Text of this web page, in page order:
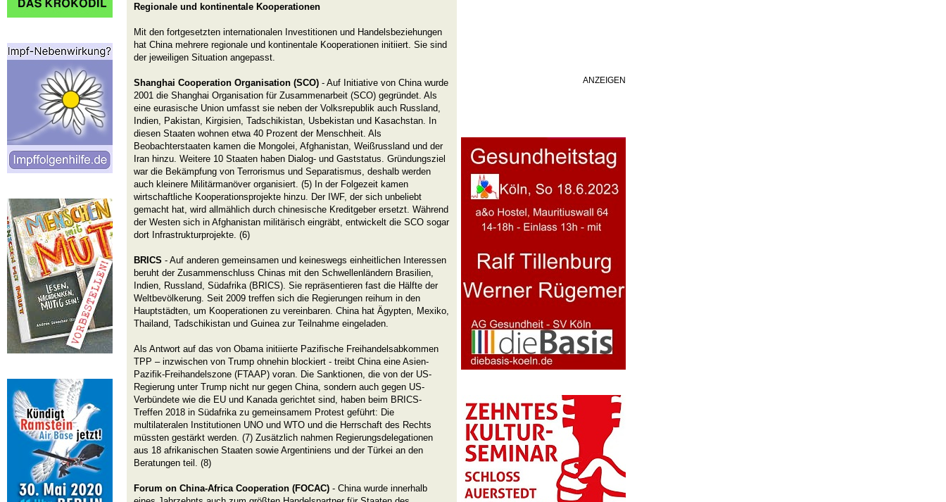
Regionale und kontinentale Kooperationen
Mit den fortgesetzten internationalen Investitionen und Handelsbeziehungen
hat China mehrere regionale und kontinentale Kooperationen initiiert. Sie sind
der jeweiligen Situation angepasst.
Shanghai Cooperation Organisation (SCO) - Auf Initiative von China wurde
2001 die Shanghai Organisation für Zusammenarbeit (SCO) gegründet. Als
eine eurasische Union umfasst sie neben der Volksrepublik auch Russland,
Indien, Pakistan, Kirgisien, Tadschikistan, Usbekistan und Kasachstan. In
diesen Staaten wohnen etwa 40 Prozent der Menschheit. Als
Beobachterstaaten kamen die Mongolei, Afghanistan, Weißrussland und der
Iran hinzu. Weitere 10 Staaten haben Dialog- und Gaststatus. Gründungsziel
war die Bekämpfung von Terrorismus und Separatismus, deshalb werden
auch kleinere Militärmanöver organisiert. (5) In der Folgezeit kamen
wirtschaftliche Kooperationsprojekte hinzu. Der IWF, der sich unbeliebt
gemacht hat, wird allmählich durch chinesische Kreditgeber ersetzt. Während
der Westen sich in Afghanistan militärisch eingräbt, entwickelt die SCO sogar
dort Infrastrukturprojekte. (6)
BRICS - Auf anderen gemeinsamen und keineswegs einheitlichen Interessen
beruht der Zusammenschluss Chinas mit den Schwellenländern Brasilien,
Indien, Russland, Südafrika (BRICS). Sie repräsentieren fast die Hälfte der
Weltbevölkerung. Seit 2009 treffen sich die Regierungen reihum in den
Hauptstädten, um Kooperationen zu vereinbaren. China hat Ägypten, Mexiko,
Thailand, Tadschikistan und Guinea zur Teilnahme eingeladen.
Als Antwort auf das von Obama initiierte Pazifische Freihandelsabkommen
TPP – inzwischen von Trump ohnehin blockiert - treibt China eine Asien-
Pazifik-Freihandelszone (FTAAP) voran. Die Sanktionen, die von der US-
Regierung unter Trump nicht nur gegen China, sondern auch gegen US-
Verbündete wie die EU und Kanada gerichtet sind, haben beim BRICS-
Treffen 2018 in Südafrika zu gemeinsamem Protest geführt: Die
multilateralen Institutionen UNO und WTO und die Herrschaft des Rechts
müssten gestärkt werden. (7) Zusätzlich nahmen Regierungsdelegationen
aus 18 afrikanischen Staaten sowie Argentiniens und der Türkei an den
Beratungen teil. (8)
Forum on China-Africa Cooperation (FOCAC) - China wurde innerhalb
ANZEIGEN